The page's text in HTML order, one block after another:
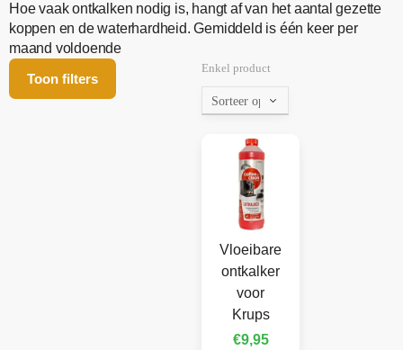
Hoe vaak ontkalken nodig is, hangt af van het aantal gezette
koppen en de waterhardheid. Gemiddeld is één keer per
maand voldoende
Toon filters
Enkel product
Vloeibare
ontkalker
voor
Krups
€9,95